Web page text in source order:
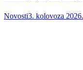
Novosti3. kolovoza 2026.